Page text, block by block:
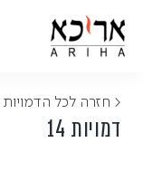
< חזרה לכל הדמויות
דמויות 14